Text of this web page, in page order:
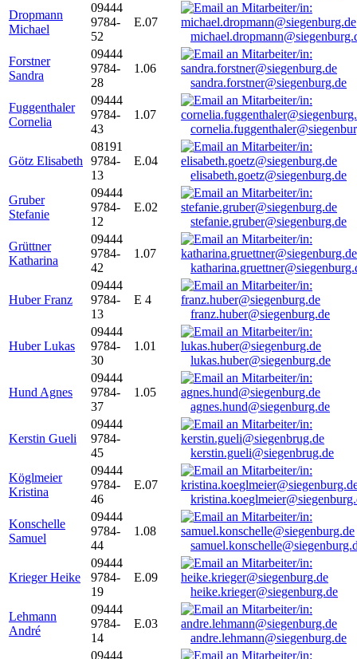
Dropmann
Michael
09444
9784-
52
E.07
Forstner
Sandra
09444
9784-
28
1.06
sandra.forstner@siegenburg.de
Fuggenthaler
Cornelia
09444
9784-
43
1.07
Götz Elisabeth
08191
9784-
13
E.04
elisabeth.goetz@siegenburg.de
Gruber
Stefanie
09444
9784-
12
E.02
stefanie.gruber@siegenburg.de
Grüttner
Katharina
09444
9784-
42
1.07
Huber Franz
09444
9784-
13
E 4
franz.huber@siegenburg.de
Huber Lukas
09444
9784-
30
1.01
lukas.huber@siegenburg.de
Hund Agnes
09444
9784-
37
1.05
agnes.hund@siegenburg.de
Kerstin Gueli
09444
9784-
45
kerstin.gueli@siegenbrug.de
Köglmeier
Kristina
09444
9784-
46
E.07
Konschelle
Samuel
09444
9784-
44
1.08
Krieger Heike
09444
9784-
19
E.09
heike.krieger@siegenburg.de
Lehmann
André
09444
9784-
14
E.03
andre.lehmann@siegenburg.de
09444